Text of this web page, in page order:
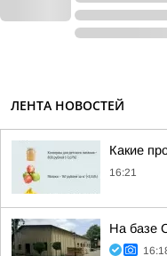
ЛЕНТА НОВОСТЕЙ
Какие
16:21
На базе